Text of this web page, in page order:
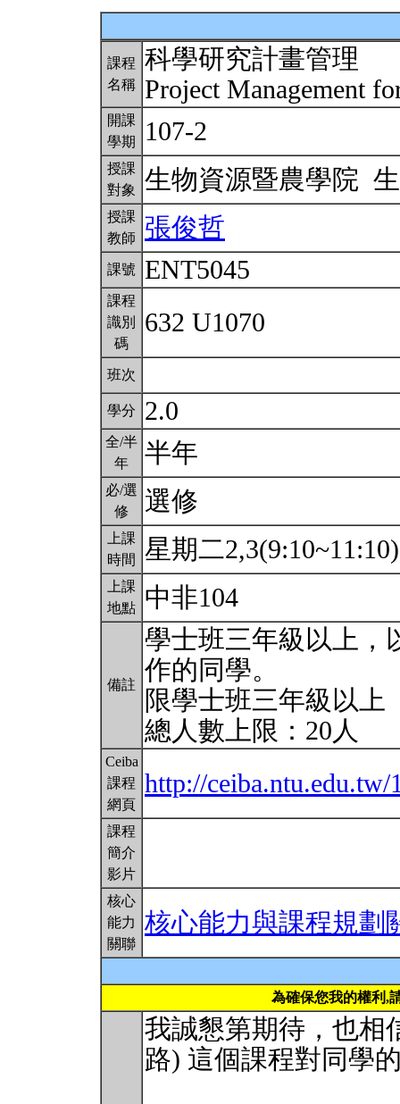
課程
名稱
科學研究計畫管理
Project Management
開課
學期
107-2
授課
對象
生物資源暨農學院
授課
教師
張俊哲
課號 ENT5045
課程
識別
碼
632 U1070
班次
學分 2.0
全/半
年
半年
必/選
修
選修
上課
時間
星期二
上課
地點
中非104
備註
學士班三年級以上，
作的同學。
限學士班三年級以上
總人數上限：20人
Ceiba
課程
網頁
http://
課程
簡介
影片
核心
能力
關聯
核心能力與課程規劃
為確保您我的權利,
我誠懇第期待，也相
路) 這個課程對同學